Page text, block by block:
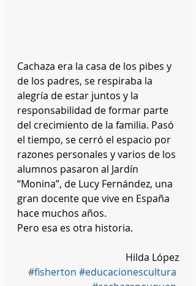
Cachaza era la casa de los pibes y
de los padres, se respiraba la
alegría de estar juntos y la
responsabilidad de formar parte
del crecimiento de la familia. Pasó
el tiempo, se cerró el espacio por
razones personales y varios de los
alumnos pasaron al Jardín
“Monina”, de Lucy Fernández, una
gran docente que vive en España
hace muchos años.
Pero esa es otra historia.
Hilda López
#fisherton #educacionescultura